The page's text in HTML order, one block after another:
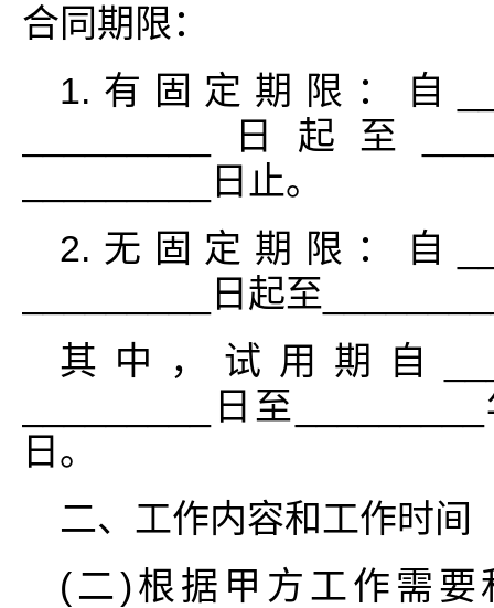
合同期限：
1.有固定期限：自
_________日起至
_________日止。
2.无固定期限：自
_________日起至
其中，试用期自
_________日至
日。
二、工作内容和工作时间
(二)根据甲方工作需